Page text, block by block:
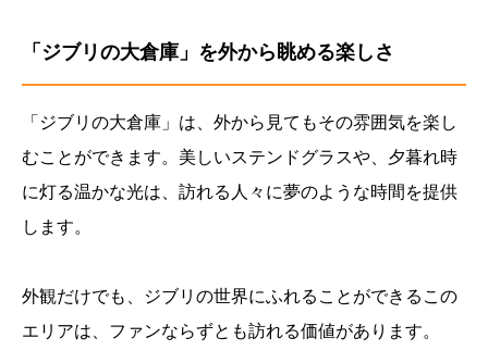
「ジブリの大倉庫」を外から眺める楽しさ
「ジブリの大倉庫」は、外から見てもその雰囲気を楽し
むことができます。美しいステンドグラスや、夕暮れ時
に灯る温かな光は、訪れる人々に夢のような時間を提供
します。
外観だけでも、ジブリの世界にふれることができるこの
エリアは、ファンならずとも訪れる価値があります。